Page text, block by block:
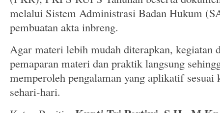
melalui Sistem Administrasi Badan Hukum
pembuatan akta inbreng.
Agar materi lebih mudah diterapkan, kegiatan
pemaparan materi dan praktik langsung
memperoleh pengalaman yang aplikatif sesuai
sehari-hari.